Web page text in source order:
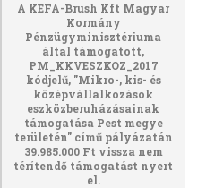
A KEFA-Brush Kft Magyar
Kormány
Pénzügyminisztériuma
által támogatott,
PM_KKVESZKOZ_2017
kódjelű, "Mikro-, kis- és
középvállalkozások
eszközberuházásainak
támogatása Pest megye
területén" című pályázatán
39.985.000 Ft vissza nem
térítendő támogatást nyert
el.